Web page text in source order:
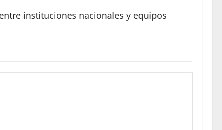
instituciones nacionales y equipos